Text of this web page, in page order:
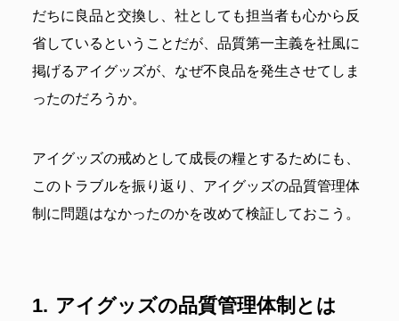
だちに良品と交換し、社としても担当者も心から反
省しているということだが、品質第一主義を社風に
掲げるアイグッズが、なぜ不良品を発生させてしま
ったのだろうか。
アイグッズの戒めとして成長の糧とするためにも、
このトラブルを振り返り、アイグッズの品質管理体
制に問題はなかったのかを改めて検証しておこう。
アイグッズの品質管理体制とは